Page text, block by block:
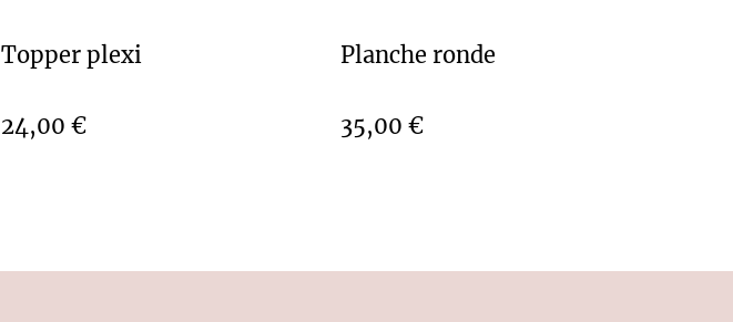
Topper plexi
24,00 €
Planche ronde
35,00 €